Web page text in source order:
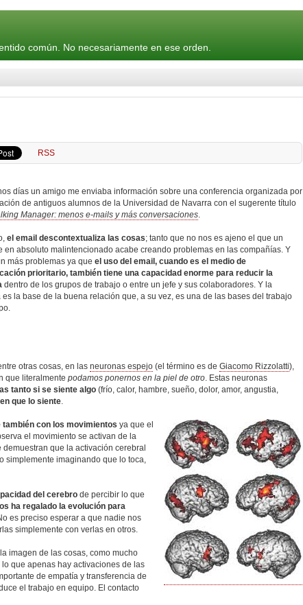
común. No necesariamente en ese orden.
RSS
días un amigo me enviaba información sobre una conferencia organizada por
de antiguos alumnos de la Universidad de Navarra con el sugerente título
Manager: menos e-mails y más conversaciones.
el email descontextualiza las cosas; tanto que no nos es ajeno el que un
en absoluto malintencionado acabe creando problemas en las compañías. Y
más problemas ya que el uso del email, cuando es el medio de
prioritario, también tiene una capacidad enorme para reducir la
dentro de los grupos de trabajo o entre un jefe y sus colaboradores. Y la
es la base de la buena relación que, a su vez, es una de las bases del trabajo
otras cosas, en las neuronas espejo (el término es de Giacomo Rizzolatti),
que literalmente podamos ponernos en la piel de otro . Estas neuronas
tanto si se siente algo (frío, calor, hambre, sueño, dolor, amor, angustia,
que lo siente
también con los movimientos ya que el
el movimiento se activan de la
que la activación cerebral
simplemente imaginando que lo toca,
del cerebro de percibir lo que
ha regalado la evolución para
No es preciso esperar a que nadie nos
simplemente con verlas en otros.
imagen de las cosas, como mucho
que apenas hay activaciones de las
de empatía y transferencia de
el trabajo en equipo. El contacto